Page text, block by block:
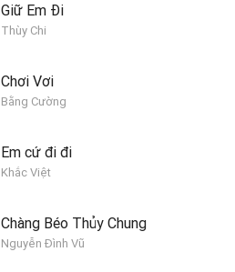
Giữ Em Đi
Thùy Chi
Chơi Vơi
Bằng Cường
Em cứ đi đi
Khắc Việt
Chàng Béo Thủy Chung
Nguyễn Đình Vũ